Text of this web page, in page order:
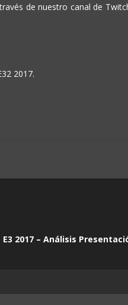
de nuestro canal de
2017.
E3 2017 – Análisis